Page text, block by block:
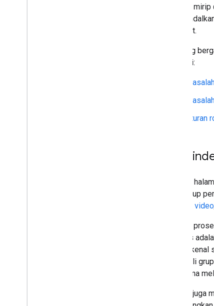
terbaru,
tersebut.
Crawling
meliputi:
Setelah
mencakup
video
Selama
Kanonis
(juga
mewakili
pengguna
Google juga